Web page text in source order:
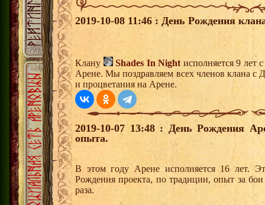
2019-10-08 11:46 : День Рождения
Клану Shades In Night исполняется 9 лет
Арене. Мы поздравляем всех членов клана с
и процветания на Арене.
2019-10-07 13:48 : День Рождения
опыта.
В этом году Арене исполняется 16 лет.
Рождения проекта, по традиции, опыт за
раза.